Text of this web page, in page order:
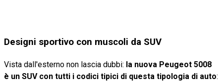
Designi sportivo con muscoli da SUV
Vista dall'esterno non lascia dubbi: la nuova Peugeot 5008
è un SUV con tutti i codici tipici di questa tipologia di auto: